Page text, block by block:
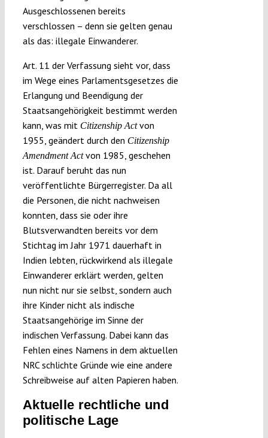
Ausgeschlossenen bereits
verschlossen – denn sie gelten genau
als das: illegale Einwanderer.
Art. 11 der Verfassung sieht vor, dass
im Wege eines Parlamentsgesetzes die
Erlangung und Beendigung der
Staatsangehörigkeit bestimmt werden
kann, was mit Citizenship Actvon
1955, geändert durch den Citizenship
Amendment Actvon 1985, geschehen
ist. Darauf beruht das nun
veröffentlichte Bürgerregister. Da all
die Personen, die nicht nachweisen
konnten, dass sie oder ihre
Blutsverwandten bereits vor dem
Stichtag im Jahr 1971 dauerhaft in
Indien lebten, rückwirkend als illegale
Einwanderer erklärt werden, gelten
nun nicht nur sie selbst, sondern auch
ihre Kinder nicht als indische
Staatsangehörige im Sinne der
indischen Verfassung. Dabei kann das
Fehlen eines Namens in dem aktuellen
NRC schlichte Gründe wie eine andere
Schreibweise auf alten Papieren haben.
Aktuelle rechtliche und
politische Lage